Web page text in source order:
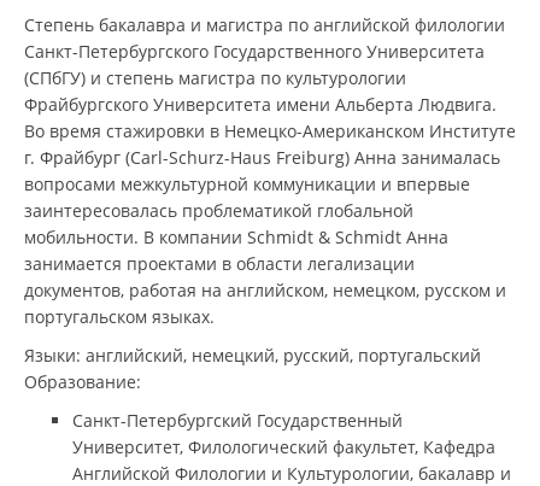
Степень бакалавра и магистра по английской филологии
Санкт-Петербургского Государственного Университета
(СПбГУ) и степень магистра по культурологии
Фрайбургского Университета имени Альберта Людвига.
Во время стажировки в Немецко-Американском Институте
г. Фрайбург (Carl-Schurz-Haus Freiburg) Анна занималась
вопросами межкультурной коммуникации и впервые
заинтересовалась проблематикой глобальной
мобильности. В компании Schmidt & Schmidt Анна
занимается проектами в области легализации
документов, работая на английском, немецком, русском и
португальском языках.
Языки: английский, немецкий, русский, португальский
Образование:
Санкт-Петербургский Государственный
Университет, Филологический факультет, Кафедра
Английской Филологии и Культурологии, бакалавр и